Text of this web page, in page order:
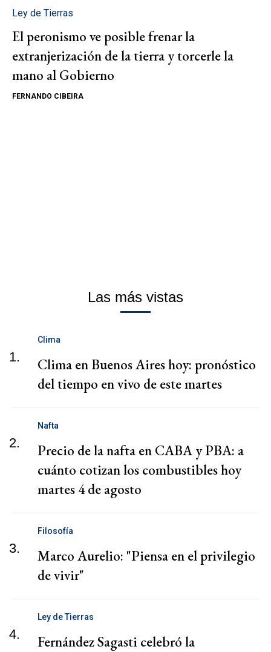
Ley de Tierras
El peronismo ve posible frenar la
extranjerización de la tierra y torcerle la
mano al Gobierno
FERNANDO CIBEIRA
Las más vistas
1.
Clima
Clima en Buenos Aires hoy: pronóstico
del tiempo en vivo de este martes
2.
Nafta
Precio de la nafta en CABA y PBA: a
cuánto cotizan los combustibles hoy
martes 4 de agosto
3.
Filosofía
Marco Aurelio: "Piensa en el privilegio
de vivir"
4.
Ley de Tierras
Fernández Sagasti celebró la